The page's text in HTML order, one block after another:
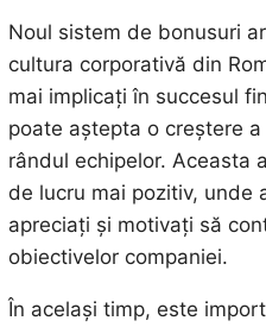
Noul sistem de bonusuri
cultura corporativă din
mai implicați în succesul
poate aștepta o creștere
rândul echipelor. Aceasta
de lucru mai pozitiv, unde
apreciați și motivați să
obiectivelor companiei.
În același timp, este